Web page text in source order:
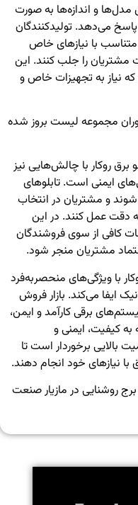
مدل‌ها و اندازه‌ها به صورت
می‌دهد. تولیدکنندگان
با نیازهای خاص
مشتریان را جلب کنند. این
که نیاز به تجهیزات خاص و
مجموعه لیست بروز شده
روکار با چالش‌هایی نیز
ایمنی است. تابلوهای
شوند و مشتریان در انتخاب
دقت عمل کنند. در این
کافی از سوی فروشندگان
مشتریان منجر شود.
با ویژگی‌های منحصربه‌فرد
ایفا می‌کند. بازار فروش
برقی کارآمد و ایمن،
کیفیت، ایمنی و
بالایی برخوردار است تا
با نیازهای خود انجام دهند.
برج روشنایی در مازیار صنعت